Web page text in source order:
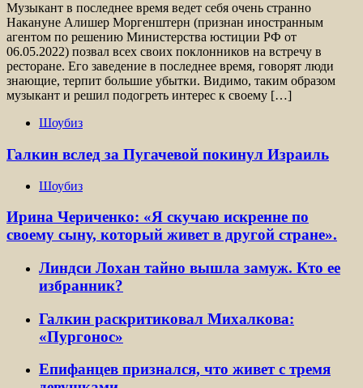
Музыкант в последнее время ведет себя очень странно
Накануне Алишер Моргенштерн (признан иностранным
агентом по решению Министерства юстиции РФ от
06.05.2022) позвал всех своих поклонников на встречу в
ресторане. Его заведение в последнее время, говорят люди
знающие, терпит большие убытки. Видимо, таким образом
музыкант и решил подогреть интерес к своему […]
Шоубиз
Галкин вслед за Пугачевой покинул Израиль
Шоубиз
Ирина Чериченко: «Я скучаю искренне по
своему сыну, который живет в другой стране».
Линдси Лохан тайно вышла замуж. Кто ее
избранник?
Галкин раскритиковал Михалкова:
«Пургонос»
Епифанцев признался, что живет с тремя